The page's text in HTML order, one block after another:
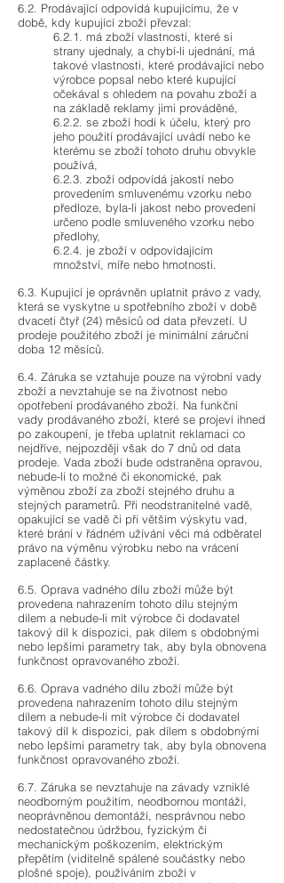
6.2. Prodávající odpovídá kupujícímu, že v
době, kdy kupující zboží převzal:
6.2.1. má zboží vlastnosti, které si
strany ujednaly, a chybí-li ujednání, má
takové vlastnosti, které prodávající nebo
výrobce popsal nebo které kupující
očekával s ohledem na povahu zboží a
na základě reklamy jimi prováděné,
6.2.2. se zboží hodí k účelu, který pro
jeho použití prodávající uvádí nebo ke
kterému se zboží tohoto druhu obvykle
používá,
6.2.3. zboží odpovídá jakostí nebo
provedením smluvenému vzorku nebo
předloze, byla-li jakost nebo provedení
určeno podle smluveného vzorku nebo
předlohy,
6.2.4. je zboží v odpovídajícím
množství, míře nebo hmotnosti.
6.3. Kupující je oprávněn uplatnit právo z vady,
která se vyskytne u spotřebního zboží v době
dvaceti čtyř (24) měsíců od data převzetí. U
prodeje použitého zboží je minimální záruční
doba 12 měsíců.
6.4. Záruka se vztahuje pouze na výrobní vady
zboží a nevztahuje se na životnost nebo
opotřebení prodávaného zboží. Na funkční
vady prodávaného zboží, které se projeví ihned
po zakoupení, je třeba uplatnit reklamaci co
nejdříve, nejpozději však do 7 dnů od data
prodeje. Vada zboží bude odstraněna opravou,
nebude-li to možné či ekonomické, pak
výměnou zboží za zboží stejného druhu a
stejných parametrů. Při neodstranitelné vadě,
opakující se vadě či při větším výskytu vad,
které brání v řádném užívání věci má odběratel
právo na výměnu výrobku nebo na vrácení
zaplacené částky.
6.5. Oprava vadného dílu zboží může být
provedena nahrazením tohoto dílu stejným
dílem a nebude-li mít výrobce či dodavatel
takový díl k dispozici, pak dílem s obdobnými
nebo lepšími parametry tak, aby byla obnovena
funkčnost opravovaného zboží.
6.6. Oprava vadného dílu zboží může být
provedena nahrazením tohoto dílu stejným
dílem a nebude-li mít výrobce či dodavatel
takový díl k dispozici, pak dílem s obdobnými
nebo lepšími parametry tak, aby byla obnovena
funkčnost opravovaného zboží.
6.7. Záruka se nevztahuje na závady vzniklé
neodborným použitím, neodbornou montáží,
neoprávněnou demontáží, nesprávnou nebo
nedostatečnou údržbou, fyzickým či
mechanickým poškozením, elektrickým
přepětím (viditelně spálené součástky nebo
plošné spoje), používáním zboží v